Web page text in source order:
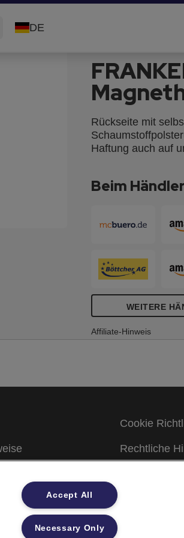
DE
Rückseite mit
Haftung auch auf
Beim
WEITERE
Affiliate-Hinweis
Cookie
Rechtliche
Accept All
Necessary Only